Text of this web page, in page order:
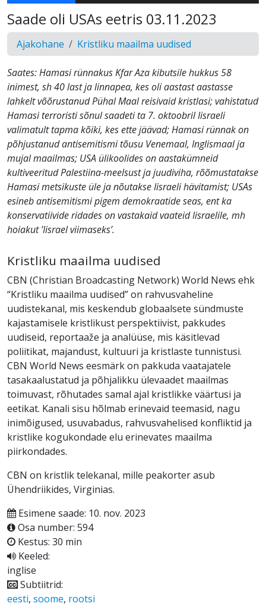
Saade oli USAs eetris 03.11.2023
Ajakohane Kristliku maailma uudised
Saates: Hamasi rünnakus Kfar Aza kibutsile hukkus 58
inimest, sh 40 last ja linnapea, kes oli aastast aastasse
lahkelt võõrustanud Pühal Maal reisivaid kristlasi; vahistatud
Hamasi terroristi sõnul saadeti ta 7. oktoobril Iisraeli
valimatult tapma kõiki, kes ette jäävad; Hamasi rünnak on
põhjustanud antisemitismi tõusu Venemaal, Inglismaal ja
mujal maailmas; USA ülikoolides on aastakümneid
kultiveeritud Palestiina-meelsust ja juudiviha, rõõmustatakse
Hamasi metsikuste üle ja nõutakse Iisraeli hävitamist; USAs
esineb antisemitismi pigem demokraatide seas, ent ka
konservatiivide ridades on vastakaid vaateid Iisraelile, mh
hoiakut ’Iisrael viimaseks’.
Kristliku maailma uudised
CBN (Christian Broadcasting Network) World News ehk
“Kristliku maailma uudised” on rahvusvaheline
uudistekanal, mis keskendub globaalsete sündmuste
kajastamisele kristlikust perspektiivist, pakkudes
uudiseid, reportaaže ja analüüse, mis käsitlevad
poliitikat, majandust, kultuuri ja kristlaste tunnistusi.
CBN World News eesmärk on pakkuda vaatajatele
tasakaalustatud ja põhjalikku ülevaadet maailmas
toimuvast, rõhutades samal ajal kristlikke väärtusi ja
eetikat. Kanali sisu hõlmab erinevaid teemasid, nagu
inimõigused, usuvabadus, rahvusvahelised konfliktid ja
kristlike kogukondade elu erinevates maailma
piirkondades.
CBN on kristlik telekanal, mille peakorter asub
Ühendriikides, Virginias.
Esimene saade: 10. nov. 2023
Osa number: 594
Kestus: 30 min
Keeled:
inglise
Subtiitrid:
eesti, soome, rootsi